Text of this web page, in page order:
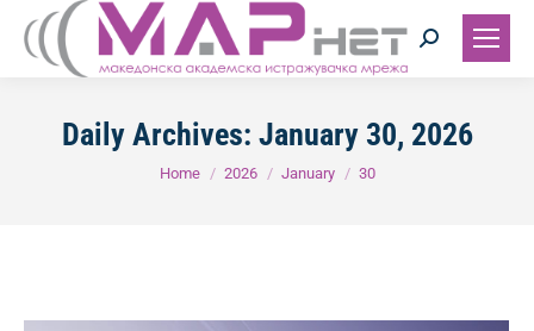
Search:
Daily Archives: January 30, 2026
You are here:
Home 2026 January 30